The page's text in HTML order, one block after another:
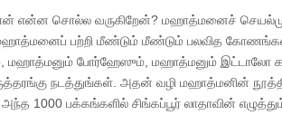
என்ன சொல்ல வருகிறேன்? மஹாத்மனைச்
பற்றி மீண்டும் மீண்டும் பலவித
மஹாத்மனும் போர்ஹேஸும், மஹாத்மனும் இட்டாலோ
நடத்துங்கள். அதன் வழி மஹாத்மனின்
1000 பக்கங்களில் சிங்கப்பூர் லாதாவின்